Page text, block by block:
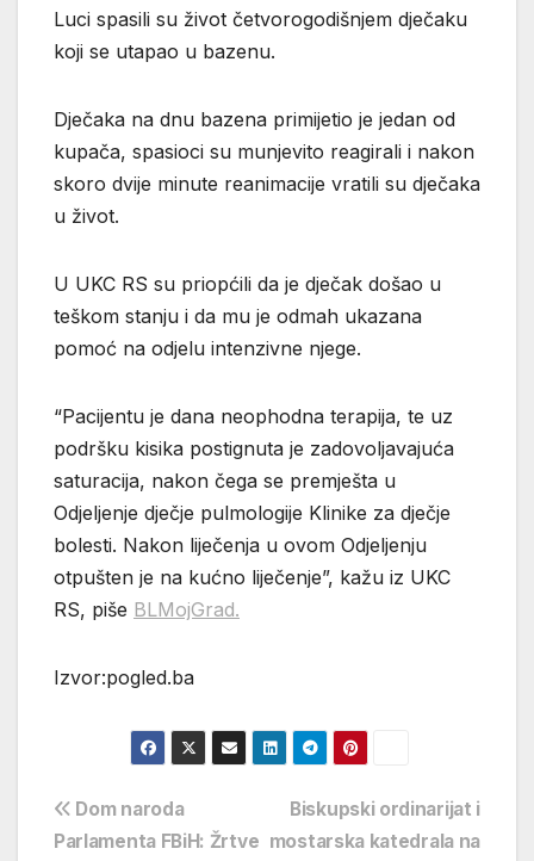
Luci spasili su život četvorogodišnjem dječaku
koji se utapao u bazenu.
Dječaka na dnu bazena primijetio je jedan od
kupača, spasioci su munjevito reagirali i nakon
skoro dvije minute reanimacije vratili su dječaka
u život.
U UKC RS su priopćili da je dječak došao u
teškom stanju i da mu je odmah ukazana
pomoć na odjelu intenzivne njege.
“Pacijentu je dana neophodna terapija, te uz
podršku kisika postignuta je zadovoljavajuća
saturacija, nakon čega se premješta u
Odjeljenje dječje pulmologije Klinike za dječje
bolesti. Nakon liječenja u ovom Odjeljenju
otpušten je na kućno liječenje”, kažu iz UKC
RS, piše BLMojGrad.
Izvor:pogled.ba
Navigacija
Biskupski ordinarijat i
mostarska katedrala na
Dom naroda
Parlamenta FBiH: Žrtve